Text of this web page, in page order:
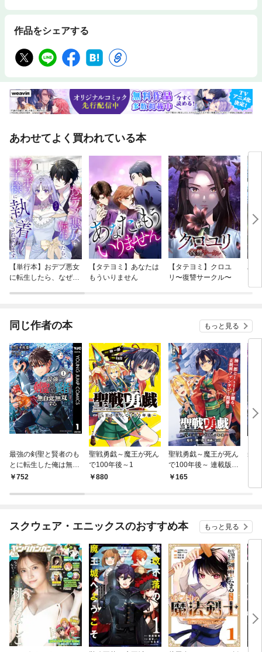
作品をシェアする
あわせてよく買われている本
【単行本】おデブ悪女
に転生したら、なぜか
【タテヨミ】あなたは
もういりません
【タテヨミ】クロユ
リ〜復讐サークル〜
バ
今
同じ作者の本 もっと見る
最強の剣聖と賢者のも
とに転生した俺は無自
覚無双する 1
752
聖戦勇戯～魔王が死ん
で100年後～1
880
聖戦勇戯～魔王が死ん
で100年後～ 連載版：
1 165
装
スクウェア・エニックスのおすすめ本 もっと見る